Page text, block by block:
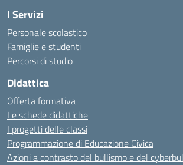
I Servizi
Personale scolastico
Famiglie e studenti
Percorsi di studio
Didattica
Offerta formativa
Le schede didattiche
I progetti delle classi
Programmazione di Educazione Civica
Azioni a contrasto del bullismo e del